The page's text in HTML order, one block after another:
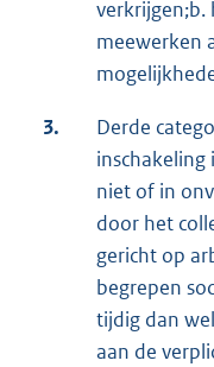
meewerken
3.
Derde
niet of in
door het
gericht op
begrepen
tijdig dan
aan de